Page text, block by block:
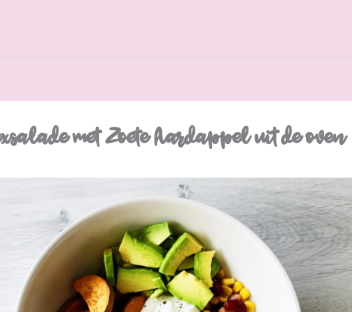
met Zoete Aardappel uit de oven